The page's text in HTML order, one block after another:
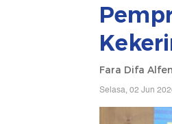
Fara Difa
Selasa, 02 Jun